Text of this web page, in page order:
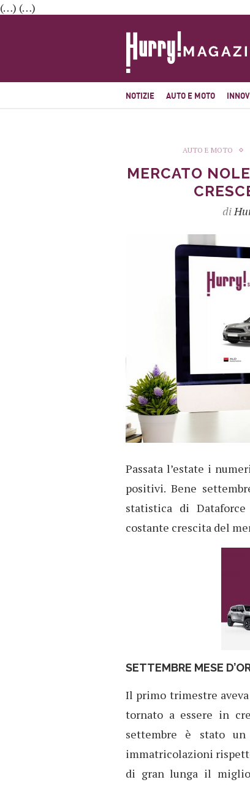
(…) (…)
NOTIZIE AUTO E MOTO
AUTO E MOTO
MERCATO
di
Passata l’estate i
positivi. Bene
statistica di
costante crescita del
SETTEMBRE MESE
Il primo trimestre
tornato a essere in
settembre è stato
immatricolazioni
di gran lunga il